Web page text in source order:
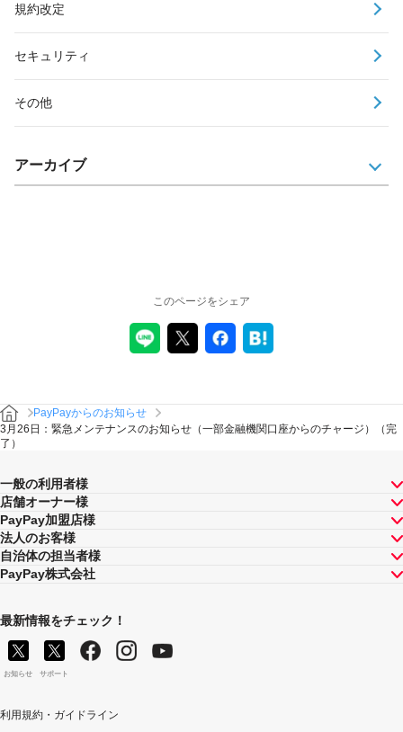
規約改定
セキュリティ
その他
アーカイブ
このページをシェア
PayPayからのお知らせ
3月26日：緊急メンテナンスのお知らせ（一部金融機関口座からのチャージ）（完
了）
一般の利用者様
店舗オーナー様
PayPay加盟店様
法人のお客様
自治体の担当者様
PayPay株式会社
最新情報をチェック！
お知らせ サポート
利用規約・ガイドライン